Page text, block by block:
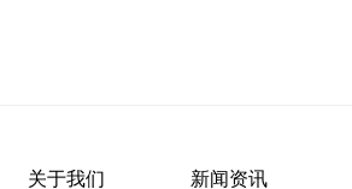
关于我们 新闻资讯